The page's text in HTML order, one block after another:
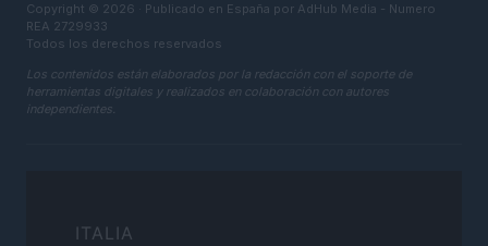
Copyright © 2026 · Publicado en España por AdHub Media - Numero
REA 2729933
Todos los derechos reservados
Los contenidos están elaborados por la redacción con el soporte de
herramientas digitales y realizados en colaboración con autores
independientes.
ITALIA